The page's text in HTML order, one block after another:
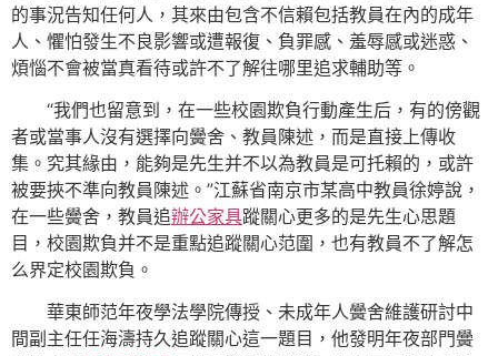
的事況告知任何人，其來由包含不信賴包括教員在內的成年
人、懼怕發生不良影響或遭報復、負罪感、羞辱感或迷惑、
煩惱不會被當真看待或許不了解往哪里追求輔助等。
“我們也留意到，在一些校園欺負行動產生后，有的傍觀
者或當事人沒有選擇向黌舍、教員陳述，而是直接上傳收
集。究其緣由，能夠是先生并不以為教員是可托賴的，或許
被要挾不準向教員陳述。”江蘇省南京市某高中教員徐婷說，
在一些黌舍，教員追辦公家具蹤關心更多的是先生心思題
目，校園欺負并不是重點追蹤關心范圍，也有教員不了解怎
么界定校園欺負。
華東師范年夜學法學院傳授、未成年人黌舍維護研討中
間副主任任海濤持久追蹤關心這一題目，他發明年夜部門黌